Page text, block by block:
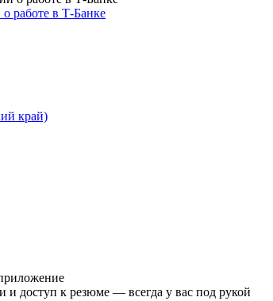
работе в Т-Банке
край)
и доступ к резюме — всегда у вас под рукой